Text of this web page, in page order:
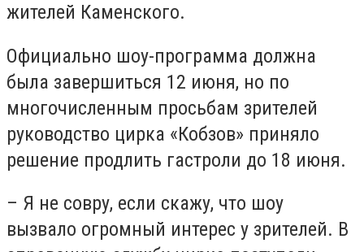
жителей Каменского.
Официально шоу-программа должна
была завершиться 12 июня, но по
многочисленным просьбам зрителей
руководство цирка «Кобзов» приняло
решение продлить гастроли до 18 июня.
– Я не совру, если скажу, что шоу
вызвало огромный интерес у зрителей. В